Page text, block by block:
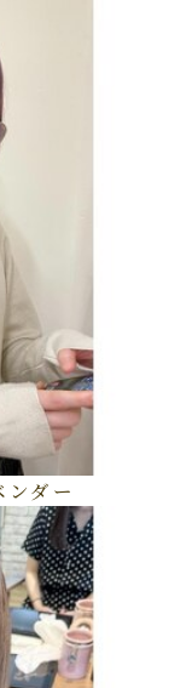
ンダー